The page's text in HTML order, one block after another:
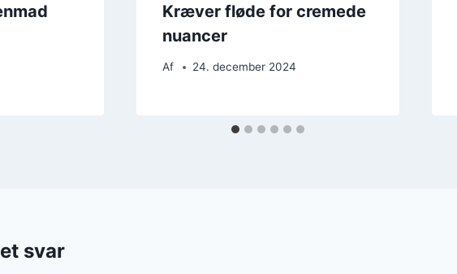
Kræver fløde for cremede
nuancer
Af 24. december 2024
svar